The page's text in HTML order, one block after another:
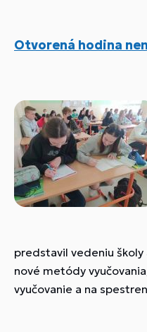
Otvorená hodina
predstavil vedeniu
nové metódy
vyučovanie a na